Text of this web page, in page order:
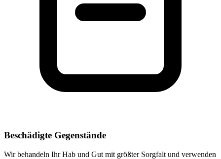
Beschädigte Gegenstände
Wir behandeln Ihr Hab und Gut mit größter Sorgfalt und verwenden